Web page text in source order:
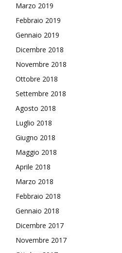
Marzo 2019
Febbraio 2019
Gennaio 2019
Dicembre 2018
Novembre 2018
Ottobre 2018
Settembre 2018
Agosto 2018
Luglio 2018
Giugno 2018
Maggio 2018
Aprile 2018
Marzo 2018
Febbraio 2018
Gennaio 2018
Dicembre 2017
Novembre 2017